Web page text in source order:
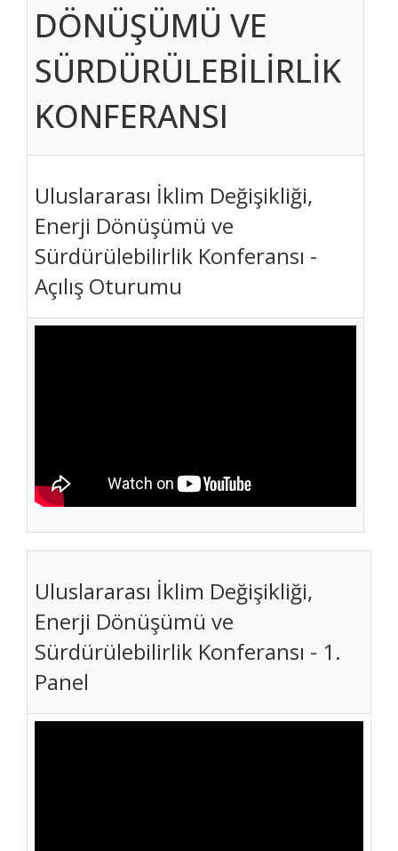
DÖNÜŞÜMÜ VE
SÜRDÜRÜLEBİLİRLİK
KONFERANSI
Uluslararası İklim Değişikliği,
Enerji Dönüşümü ve
Sürdürülebilirlik Konferansı -
Açılış Oturumu
Uluslararası İklim Değişikliği,
Enerji Dönüşümü ve
Sürdürülebilirlik Konferansı - 1.
Panel